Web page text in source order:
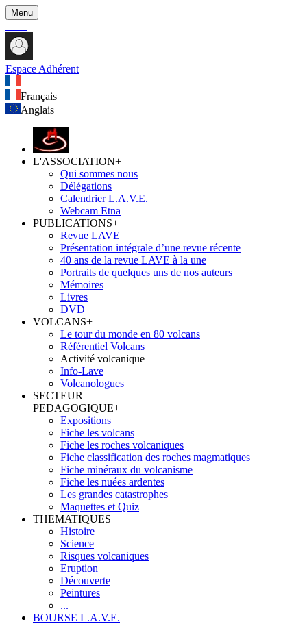
Menu
Espace Adhérent
Français
Anglais
L'ASSOCIATION+
Qui sommes nous
Délégations
Calendrier L.A.V.E.
Webcam Etna
PUBLICATIONS+
Revue LAVE
Présentation intégrale d’une revue récente
40 ans de la revue LAVE à la une
Portraits de quelques uns de nos auteurs
Mémoires
Livres
DVD
VOLCANS+
Le tour du monde en 80 volcans
Référentiel Volcans
Activité volcanique
Info-Lave
Volcanologues
SECTEUR
PEDAGOGIQUE+
Expositions
Fiche les volcans
Fiche les roches volcaniques
Fiche classification des roches magmatiques
Fiche minéraux du volcanisme
Fiche les nuées ardentes
Les grandes catastrophes
Maquettes et Quiz
THEMATIQUES+
Histoire
Science
Risques volcaniques
Eruption
Découverte
Peintures
...
BOURSE L.A.V.E.